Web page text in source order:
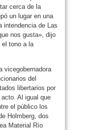
cerca de la
un lugar en una
intendencia de Las
nos gusta», dijo
el tono a la
vicegobernadora
del
libertarios por
Al igual que
el público los
Holmberg, dos
Material Río